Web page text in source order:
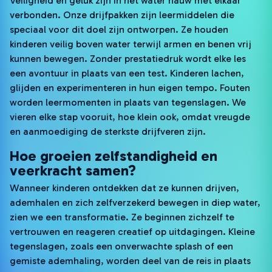
verbonden. Onze drijfpakken zijn leermiddelen die
speciaal voor dit doel zijn ontworpen. Ze houden
kinderen veilig boven water terwijl armen en benen vrij
kunnen bewegen. Zonder prestatiedruk wordt elke les
een avontuur in plaats van een test. Kinderen lachen,
glijden en experimenteren in hun eigen tempo. Fouten
worden leermomenten in plaats van tegenslagen. We
vieren elke stap vooruit, hoe klein ook, omdat vreugde
en aanmoediging de sterkste drijfveren zijn.
Hoe groeien zelfstandigheid en
veerkracht samen?
Wanneer kinderen ontdekken dat ze kunnen drijven,
ademhalen en zich zelfverzekerd bewegen in diep water,
zien we een transformatie. Ze beginnen zichzelf te
vertrouwen en reageren creatief op uitdagingen. Kleine
tegenslagen, zoals een onverwachte splash of een
gemiste ademhaling, worden deel van de reis in plaats